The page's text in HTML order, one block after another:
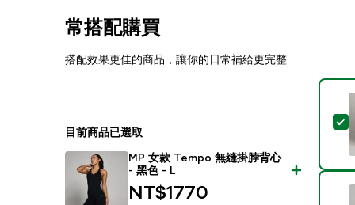
常搭配購買
搭配效果更佳的商品，讓你的日常補給更完整
目前商品已選取
MP 女款 Tempo 無縫掛脖背心
- 黑色 - L
NT$1770‎